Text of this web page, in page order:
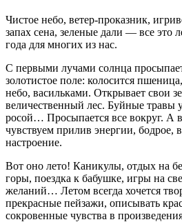
Чистое небо, ветер-проказник,
запах сена, зеленые дали — все
года для многих из нас.
С первыми лучами солнца
золотистое поле: колосится
небо, васильками. Открывает свои
величественный лес. Буйные травы
росой… Просыпается все вокруг. А
чувствуем прилив энергии, бодрое,
настроение.
Вот оно лето! Каникулы, отдых на
горы, поездка к бабушке, игры на
желаний… Летом всегда хочется
прекрасные пейзажи, описывать
сокровенные чувства в